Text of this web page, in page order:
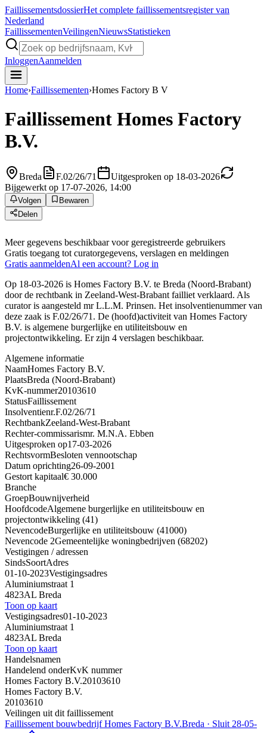
FaillissementsdossierHet complete faillissementsregister van
Nederland
FaillissementenVeilingenNieuwsStatistieken
InloggenAanmelden
Home›Faillissementen›Homes Factory B V
Faillissement Homes Factory
B.V.
Breda F.02/26/71
Uitgesproken op 18-03-2026
Bijgewerkt op 17-07-2026, 14:00
Volgen
Bewaren
Delen
Meer gegevens beschikbaar voor geregistreerde gebruikers
Gratis toegang tot curatorgegevens, verslagen en meldingen
Gratis aanmeldenAl een account? Log in
Op 18-03-2026 is Homes Factory B.V. te Breda (Noord-Brabant)
door de rechtbank in Zeeland-West-Brabant failliet verklaard. Als
curator is aangesteld mr L.L.M. Prinsen. Het insolventienummer van
deze zaak is F.02/26/71. De (hoofd)activiteit van Homes Factory
B.V. is algemene burgerlijke en utiliteitsbouw en
projectontwikkeling. Er zijn 4 verslagen beschikbaar.
Algemene informatie
NaamHomes Factory B.V.
PlaatsBreda (Noord-Brabant)
KvK-nummer20103610
StatusFaillissement
Insolventienr.F.02/26/71
RechtbankZeeland-West-Brabant
Rechter-commissarismr. M.N.A. Ebben
Uitgesproken op17-03-2026
RechtsvormBesloten vennootschap
Datum oprichting26-09-2001
Gestort kapitaal€ 30.000
Branche
GroepBouwnijverheid
HoofdcodeAlgemene burgerlijke en utiliteitsbouw en
projectontwikkeling (41)
NevencodeBurgerlijke en utiliteitsbouw (41000)
Nevencode 2Gemeentelijke woningbedrijven (68202)
Vestigingen / adressen
SindsSoortAdres
01-10-2023Vestigingsadres
Aluminiumstraat 1
4823AL Breda
Toon op kaart
Vestigingsadres01-10-2023
Aluminiumstraat 1
4823AL Breda
Toon op kaart
Handelsnamen
Handelend onderKvK nummer
Homes Factory B.V.20103610
Homes Factory B.V.
20103610
Veilingen uit dit faillissement
Faillissement bouwbedrijf Homes Factory B.V.Breda · Sluit 28-05-